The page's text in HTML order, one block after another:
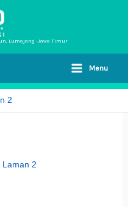
Lumajang -Jawa Timur
Menu
2
Laman 2